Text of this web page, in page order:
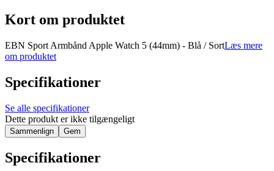
Kort om produktet
EBN Sport Armbånd Apple Watch 5 (44mm) - Blå / SortLæs mere
om produktet
Specifikationer
Se alle specifikationer
Dette produkt er ikke tilgængeligt
Sammenlign Gem
Specifikationer